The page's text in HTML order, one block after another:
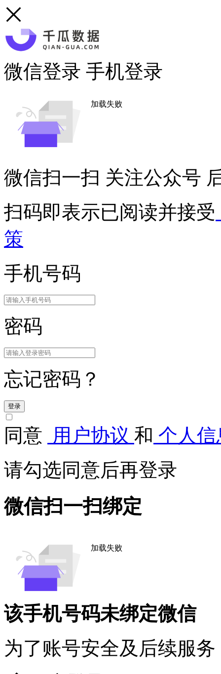
微信登录 手机登录
加载失败
微信扫一扫 关注公众号
扫码即表示已阅读并接受
策
手机号码
密码
忘记密码？
登录
同意 用户协议 和 个人
请勾选同意后再登录
微信扫一扫绑定
加载失败
该手机号码未绑定微信
为了账号安全及后续服